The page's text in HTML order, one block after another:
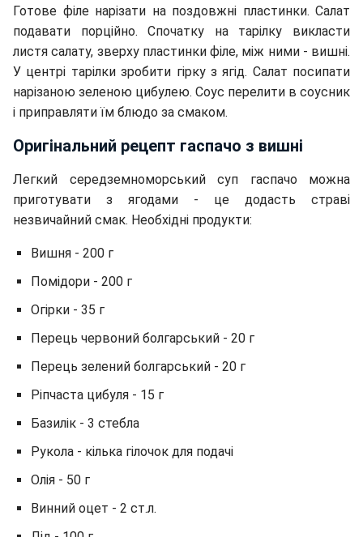
Готове філе нарізати на поздовжні пластинки. Салат
подавати порційно. Спочатку на тарілку викласти
листя салату, зверху пластинки філе, між ними - вишні.
У центрі тарілки зробити гірку з ягід. Салат посипати
нарізаною зеленою цибулею. Соус перелити в соусник
і приправляти їм блюдо за смаком.
Оригінальний рецепт гаспачо з вишні
Легкий середземноморський суп гаспачо можна
приготувати з ягодами - це додасть страві
незвичайний смак. Необхідні продукти:
Вишня - 200 г
Помідори - 200 г
Огірки - 35 г
Перець червоний болгарський - 20 г
Перець зелений болгарський - 20 г
Ріпчаста цибуля - 15 г
Базилік - 3 стебла
Рукола - кілька гілочок для подачі
Олія - ​​50 г
Винний оцет - 2 ст.л.